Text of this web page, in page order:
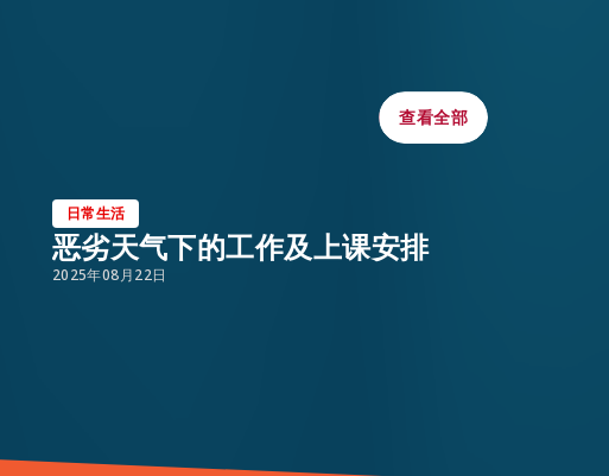
查看全部
查看全部
日常生活
恶劣天气下的工作及上课安排
2025年08月22日